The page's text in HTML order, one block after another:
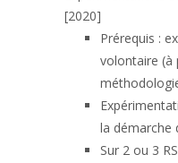
[2020]
Prérequis :
volontaire (à
la démarche
Sur 2 ou 3